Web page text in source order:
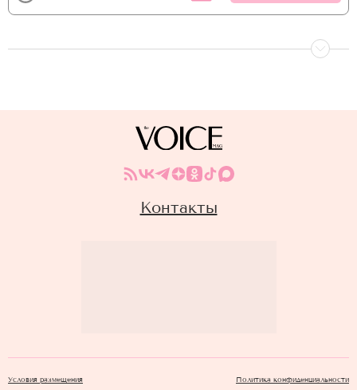
Контакты
Условия размещения Политика конфиденциальности